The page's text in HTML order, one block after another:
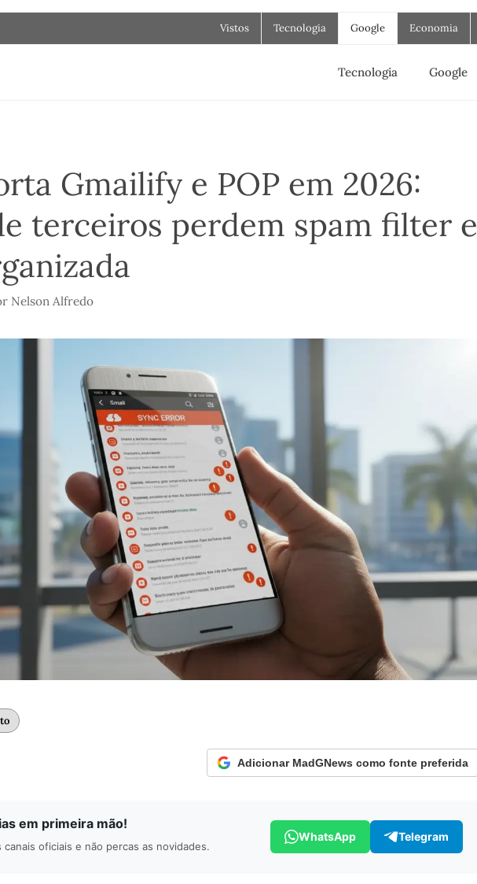
Vistos Tecnologia Google Economia
Tecnologia Google
Gmailify e POP em 2026:
terceiros perdem spam filter e
Nelson Alfredo
Adicionar MadGNews como fonte preferida
em primeira mão!
oficiais e não percas as novidades.
WhatsApp Telegram